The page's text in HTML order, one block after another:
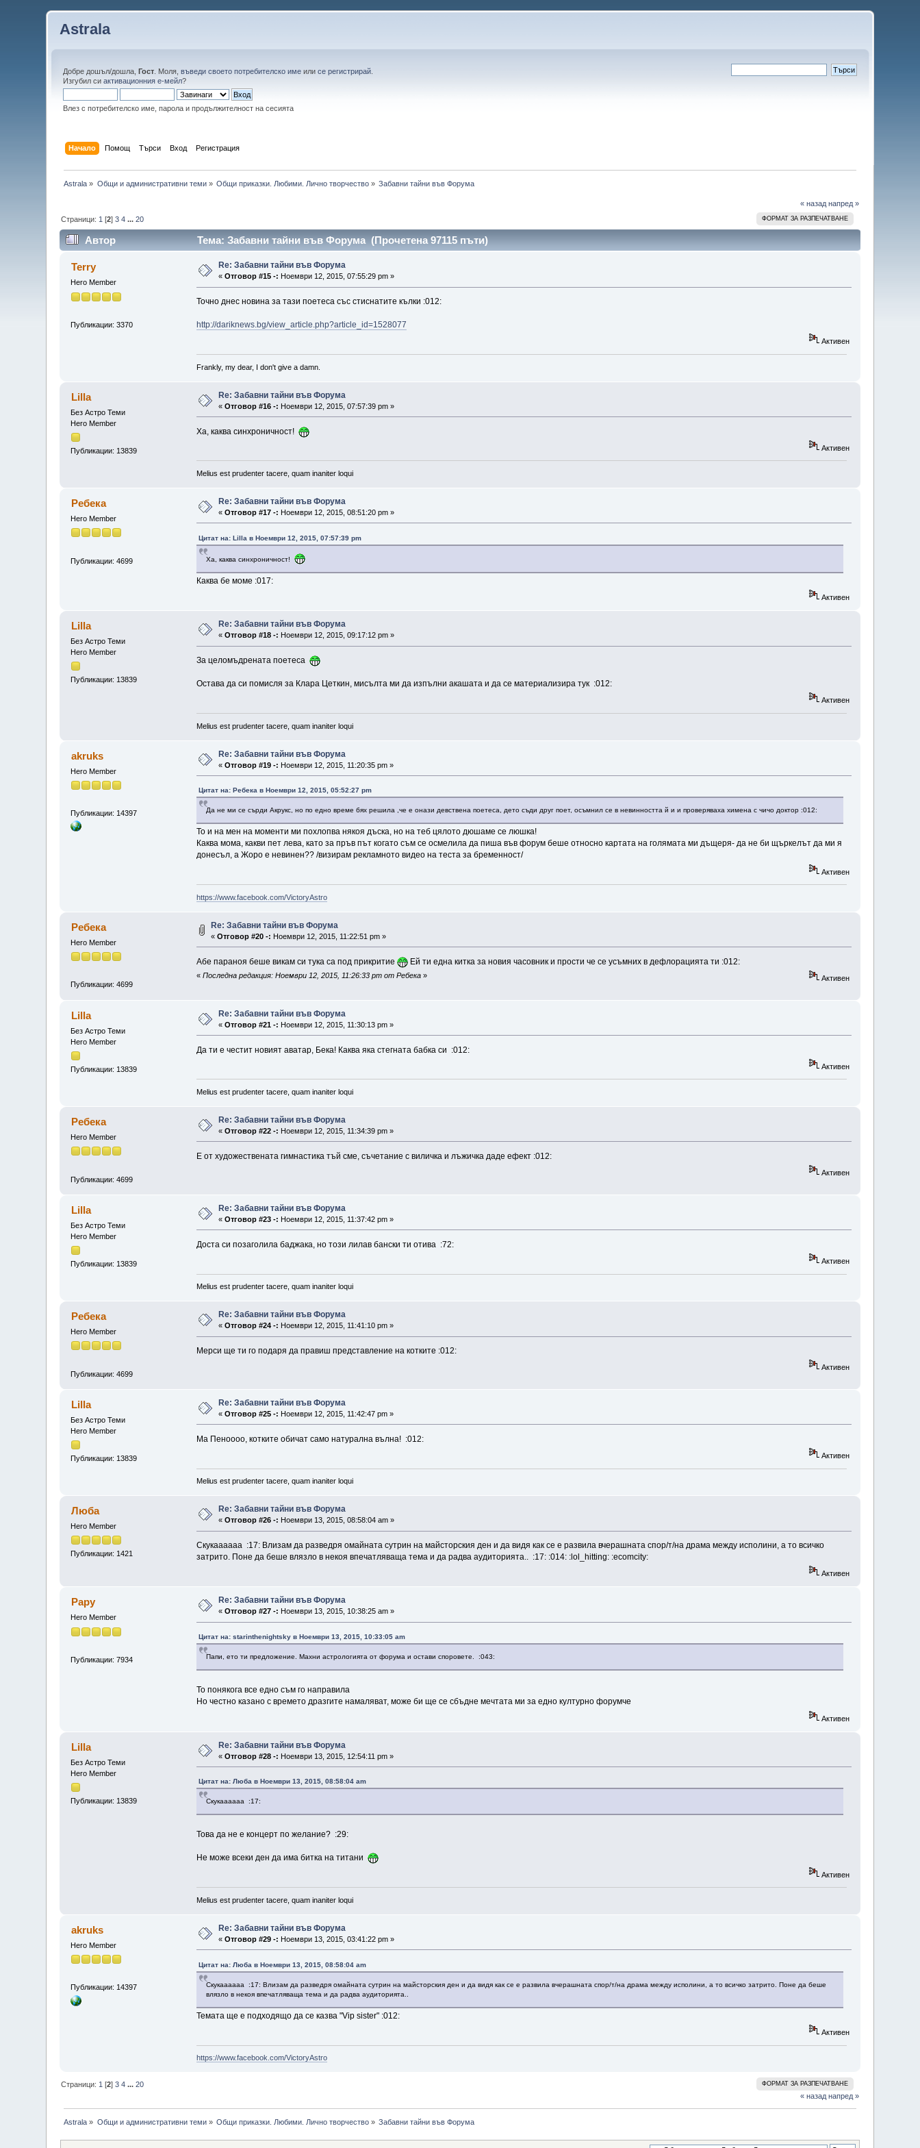
Astrala
Добре дошъл/дошла,Гост . Моля,въведи своето потребителско име илисе регистрирай
Изгубил сиактивационния е-мейл?
Влез с потребителско име, парола и продължителност на сесията
Начало Помощ Търси Вход Регистрация
Astrala » Общи и административни теми» Общи приказки. Любими. Лично творчество » Забавни тайни във Форума
« назад напред »
ФОРМАТ ЗА РАЗПЕЧАТВАНЕ
Страници: 1 [2]3 4 ...20
Автор Тема: Забавни тайни във Форума (Прочетена 97115 пъти)
Terry
Hero Member
Публикации: 3370
Re: Забавни тайни във Форума
«Отговор #15 -: Ноември 12, 2015, 07:55:29 pm »
Точно днес новина за тази поетеса със стиснатите кълки :012:
http://dariknews.bg/view_article.php?article_id=1528077
Активен
Frankly, my dear, I don't give a damn.
Lilla
Без Астро Теми
Hero Member
Публикации: 13839
Re: Забавни тайни във Форума
«Отговор #16 -: Ноември 12, 2015, 07:57:39 pm »
Ха, каква синхроничност!
Активен
Melius est prudenter tacere, quam inaniter loqui
Ребека
Hero Member
Публикации: 4699
Re: Забавни тайни във Форума
«Отговор #17 -: Ноември 12, 2015, 08:51:20 pm »
Цитат на: Lilla в Ноември 12, 2015, 07:57:39 pm
Ха, каква синхроничност!
Каква бе моме :017:
Активен
Lilla
Без Астро Теми
Hero Member
Публикации: 13839
Re: Забавни тайни във Форума
«Отговор #18 -: Ноември 12, 2015, 09:17:12 pm »
За целомъдрената поетеса
Остава да си помисля за Клара Цеткин, мисълта ми да изпълни акашата и да се материализира тук :012:
Активен
Melius est prudenter tacere, quam inaniter loqui
akruks
Hero Member
Публикации: 14397
Re: Забавни тайни във Форума
«Отговор #19 -: Ноември 12, 2015, 11:20:35 pm »
Цитат на: Ребека в Ноември 12, 2015, 05:52:27 pm
Да не ми се сърди Акрукс, но по едно време бях решила ,че е онази девствена поетеса, дето съди друг поет, осъмнил се в невинността й и и проверяваха химена с чичо доктор :012:
То и на мен на моменти ми похлопва някоя дъска, но на теб цялото дюшаме се люшка!
Каква мома, какви пет лева, като за пръв път когато съм се осмелила да пиша във форум беше относно картата на голямата ми дъщеря- да не би щъркелът да ми я
донесъл, а Жоро е невинен?? /визирам рекламното видео на теста за бременност/
Активен
https://www.facebook.com/VictoryAstro
Ребека
Hero Member
Публикации: 4699
Re: Забавни тайни във Форума
«Отговор #20 -: Ноември 12, 2015, 11:22:51 pm »
Абе параноя беше викам си тука са под прикритие Ей ти една китка за новия часовник и прости че се усъмних в дефлорацията ти :012:
« Последна редакция: Ноември 12, 2015, 11:26:33 pm от Ребека» Активен
Lilla
Без Астро Теми
Hero Member
Публикации: 13839
Re: Забавни тайни във Форума
«Отговор #21 -: Ноември 12, 2015, 11:30:13 pm »
Да ти е честит новият аватар, Бека! Каква яка стегната бабка си :012:
Активен
Melius est prudenter tacere, quam inaniter loqui
Ребека
Hero Member
Публикации: 4699
Re: Забавни тайни във Форума
«Отговор #22 -: Ноември 12, 2015, 11:34:39 pm »
Е от художествената гимнастика тъй сме, съчетание с виличка и лъжичка даде ефект :012:
Активен
Lilla
Без Астро Теми
Hero Member
Публикации: 13839
Re: Забавни тайни във Форума
«Отговор #23 -: Ноември 12, 2015, 11:37:42 pm »
Доста си позаголила баджака, но този лилав бански ти отива :72:
Активен
Melius est prudenter tacere, quam inaniter loqui
Ребека
Hero Member
Публикации: 4699
Re: Забавни тайни във Форума
«Отговор #24 -: Ноември 12, 2015, 11:41:10 pm »
Мерси ще ти го подаря да правиш представление на котките :012:
Активен
Lilla
Без Астро Теми
Hero Member
Публикации: 13839
Re: Забавни тайни във Форума
«Отговор #25 -: Ноември 12, 2015, 11:42:47 pm »
Ма Пеноооо, котките обичат само натурална вълна! :012:
Активен
Melius est prudenter tacere, quam inaniter loqui
Люба
Hero Member
Публикации: 1421
Re: Забавни тайни във Форума
«Отговор #26 -: Ноември 13, 2015, 08:58:04 am »
Скукаааааа :17: Влизам да разведря омайната сутрин на майсторския ден и да видя как се е развила вчерашната спор/т/на драма между исполини, а то всичко
затрито. Поне да беше влязло в некоя впечатляваща тема и да радва аудиторията.. :17: :014: :lol_hitting: :ecomcity:
Активен
Papy
Hero Member
Публикации: 7934
Re: Забавни тайни във Форума
«Отговор #27 -: Ноември 13, 2015, 10:38:25 am »
Цитат на: starinthenightsky в Ноември 13, 2015, 10:33:05 am
Папи, ето ти предложение. Махни астрологията от форума и остави споровете. :043:
То понякога все едно съм го направила
Но честно казано с времето дразгите намаляват, може би ще се сбъдне мечтата ми за едно културно форумче
Активен
Lilla
Без Астро Теми
Hero Member
Публикации: 13839
Re: Забавни тайни във Форума
«Отговор #28 -: Ноември 13, 2015, 12:54:11 pm »
Цитат на: Люба в Ноември 13, 2015, 08:58:04 am
Скукаааааа :17:
Това да не е концерт по желание? :29:
Не може всеки ден да има битка на титани
Активен
Melius est prudenter tacere, quam inaniter loqui
akruks
Hero Member
Публикации: 14397
Re: Забавни тайни във Форума
«Отговор #29 -: Ноември 13, 2015, 03:41:22 pm »
Цитат на: Люба в Ноември 13, 2015, 08:58:04 am
Скукаааааа :17: Влизам да разведря омайната сутрин на майсторския ден и да видя как се е развила вчерашната спор/т/на драма между исполини, а то всичко затрито. Поне да беше
влязло в некоя впечатляваща тема и да радва аудиторията..
Темата ще е подходящо да се казва "Vip sister" :012:
Активен
https://www.facebook.com/VictoryAstro
ФОРМАТ ЗА РАЗПЕЧАТВАНЕ
Страници: 1 [2]3 4 ...20
« назад напред »
Astrala » Общи и административни теми» Общи приказки. Любими. Лично творчество » Забавни тайни във Форума